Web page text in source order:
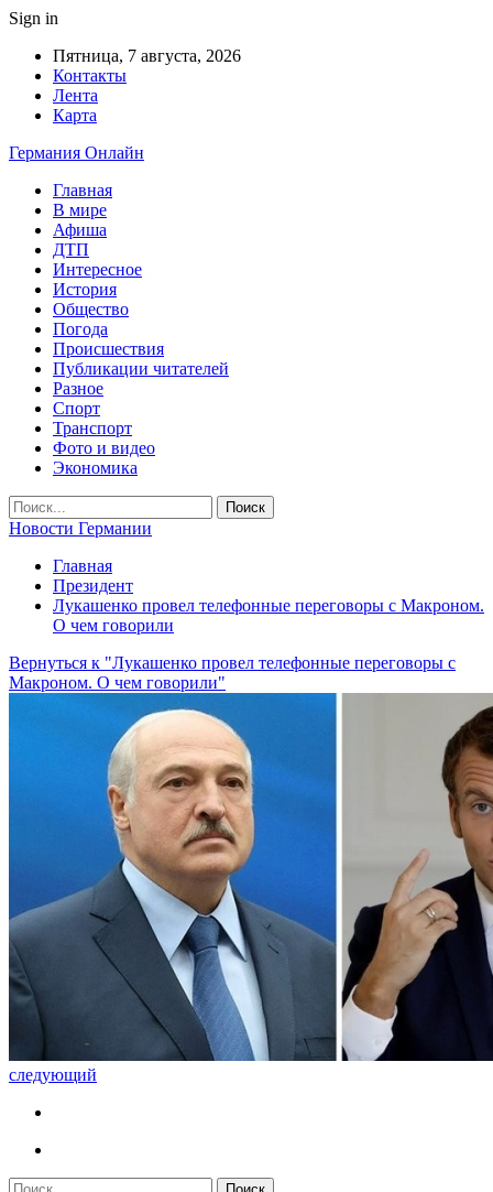
Sign in
Пятница, 7 августа, 2026
Контакты
Лента
Карта
Германия Онлайн
Главная
В мире
Афиша
ДТП
Интересное
История
Общество
Погода
Происшествия
Публикации читателей
Разное
Спорт
Транспорт
Фото и видео
Экономика
Новости Германии
Главная
Президент
Лукашенко провел телефонные переговоры с Макроном.
О чем говорили
Вернуться к "Лукашенко провел телефонные переговоры с
Макроном. О чем говорили"
следующий